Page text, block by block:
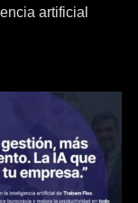
artificial